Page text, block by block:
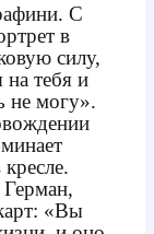
С
в
силу,
тебя и
не могу».
«Вы